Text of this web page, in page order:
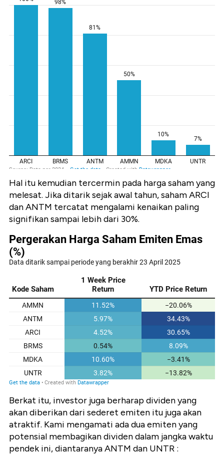
Hal itu kemudian tercermin pada harga saham yang
melesat. Jika ditarik sejak awal tahun, saham ARCI
dan ANTM tercatat mengalami kenaikan paling
signifikan sampai lebih dari 30%.
Berkat itu, investor juga berharap dividen yang
akan diberikan dari sederet emiten itu juga akan
atraktif. Kami mengamati ada dua emiten yang
potensial membagikan dividen dalam jangka waktu
pendek ini, diantaranya ANTM dan UNTR :